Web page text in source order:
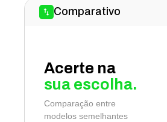
Comparativo
Acerte na
sua escolha.
Comparação entre
modelos semelhantes